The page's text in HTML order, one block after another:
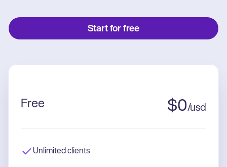
Start for free
Free $0/usd
Unlimited clients